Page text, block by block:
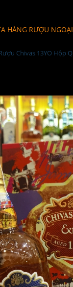
HÀNG RƯỢU NGOẠI